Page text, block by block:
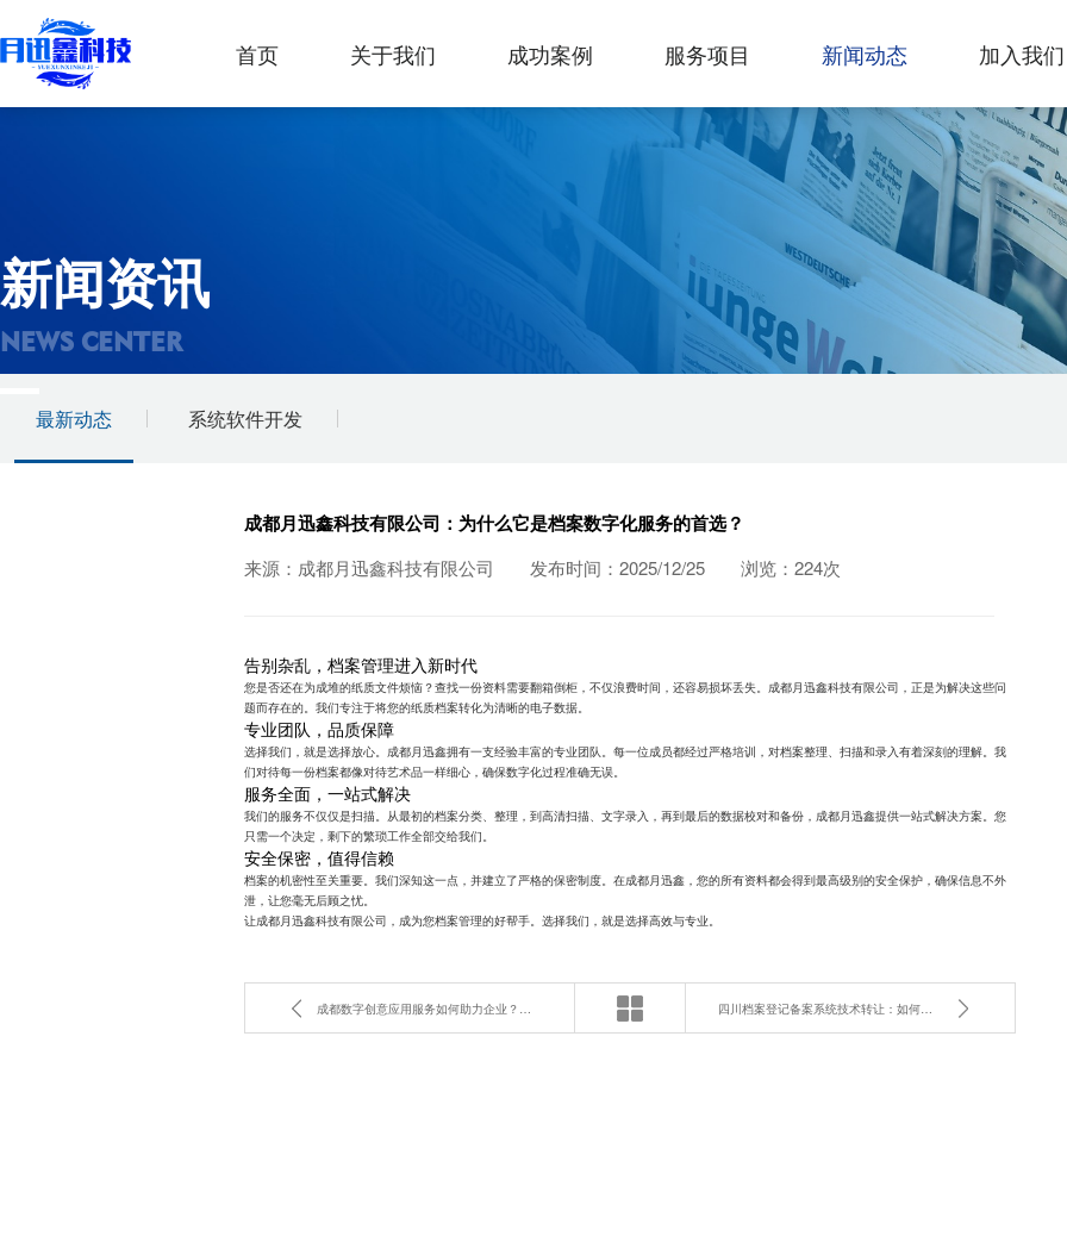
首页 关于我们 成功案例 服务项目 新闻动态 加入我们
新闻资讯
NEWS CENTER
最新动态 系统软件开发
成都月迅鑫科技有限公司：为什么它是档案数字化服务的首选？
来源：成都月迅鑫科技有限公司 发布时间：2025/12/25 浏览：224次
告别杂乱，档案管理进入新时代
您是否还在为成堆的纸质文件烦恼？查找一份资料需要翻箱倒柜，不仅浪费时间，还容易损坏丢失。成都月迅鑫科技有限公司，正是为解决这些问
题而存在的。我们专注于将您的纸质档案转化为清晰的电子数据。
专业团队，品质保障
选择我们，就是选择放心。成都月迅鑫拥有一支经验丰富的专业团队。每一位成员都经过严格培训，对档案整理、扫描和录入有着深刻的理解。我
们对待每一份档案都像对待艺术品一样细心，确保数字化过程准确无误。
服务全面，一站式解决
我们的服务不仅仅是扫描。从最初的档案分类、整理，到高清扫描、文字录入，再到最后的数据校对和备份，成都月迅鑫提供一站式解决方案。您
只需一个决定，剩下的繁琐工作全部交给我们。
安全保密，值得信赖
档案的机密性至关重要。我们深知这一点，并建立了严格的保密制度。在成都月迅鑫，您的所有资料都会得到最高级别的安全保护，确保信息不外
泄，让您毫无后顾之忧。
让成都月迅鑫科技有限公司，成为您档案管理的好帮手。选择我们，就是选择高效与专业。